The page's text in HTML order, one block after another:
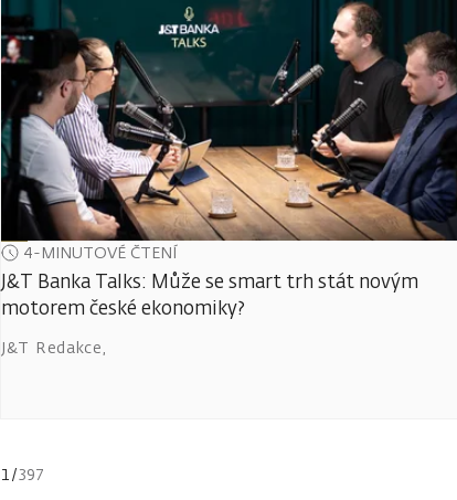
4-MINUTOVÉ ČTENÍ
J&T Banka Talks: Může se smart trh stát novým
motorem české ekonomiky?
J&T Redakce,
1/397